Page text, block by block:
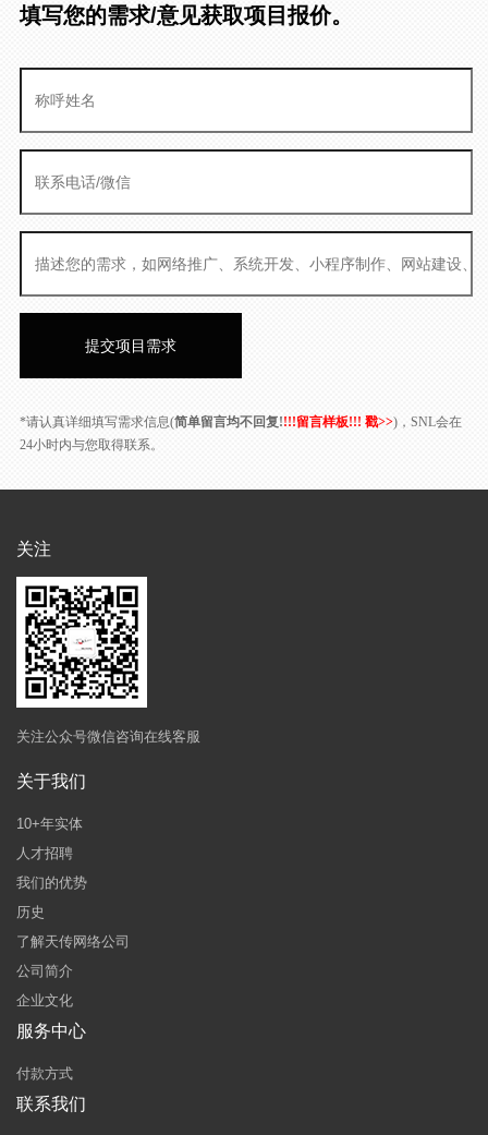
填写您的需求/意见获取项目报价。
*请认真详细填写需求信息(简单留言均不回复!!!!留言样板!!! 戳>>)，SNL会在
24小时内与您取得联系。
关注
关注公众号微信咨询在线客服
关于我们
10+年实体
人才招聘
我们的优势
历史
了解天传网络公司
公司简介
企业文化
服务中心
付款方式
联系我们